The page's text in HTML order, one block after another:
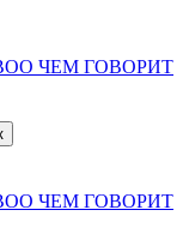
О ЧЕМ ГОВОРИТ
О ЧЕМ ГОВОРИТ